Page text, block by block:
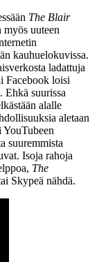
The Blair
myös uuteen
kauhuelokuvissa.
ladattuja
Facebook loisi
suurissa
alalle
aletaan
YouTubeen
suuremmista
Isoja rahoja
The
Skypeä nähdä.